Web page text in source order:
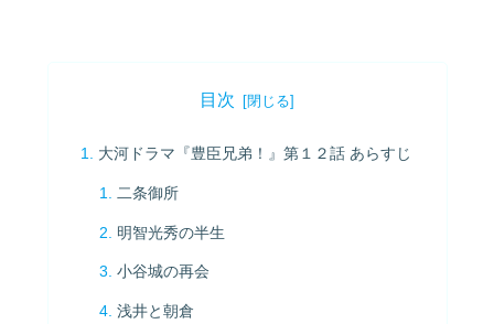
目次
大河ドラマ『豊臣兄弟！』第１２話 あらすじ
二条御所
明智光秀の半生
小谷城の再会
浅井と朝倉